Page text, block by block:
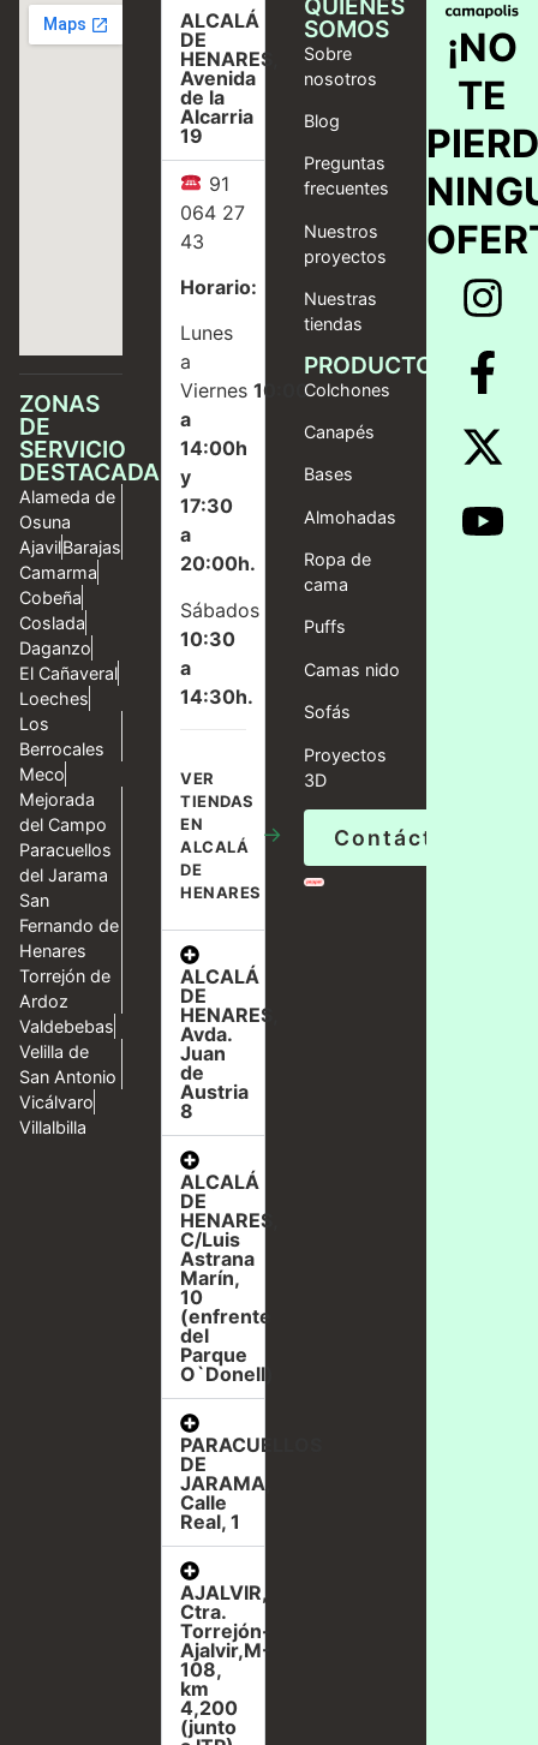
ZONAS
DE
SERVICIO
DESTACADAS
Alameda de
Osuna
AjavilBarajas
Camarma
Cobeña
Coslada
Daganzo
El Cañaveral
Loeches
Los
Berrocales
Meco
Mejorada
del Campo
Paracuellos
del Jarama
San
Fernando de
Henares
Torrejón de
Ardoz
Valdebebas
Velilla de
San Antonio
Vicálvaro
Villalbilla
ALCALÁ
DE
HENARES,
Avenida
de la
Alcarria
19
91
064 27
43
Horario:
Lunes
a
Viernes10:00
a
14:00h
y
17:30
a
20:00h.
Sábados
10:30
a
14:30h.
VER
TIENDAS
EN
ALCALÁ
DE
HENARES
→
ALCALÁ
DE
HENARES,
Avda.
Juan
de
Austria
8
ALCALÁ
DE
HENARES,
C/Luis
Astrana
Marín,
10
(enfrente
del
Parque
O`Donell)
PARACUELLOS
DE
JARAMA,
Calle
Real, 1
AJALVIR,
Ctra.
Torrejón-
Ajalvir,M-
108,
km
4,200
(junto
SOMOS
Sobre
nosotros
Blog
Preguntas
frecuentes
Nuestros
proyectos
Nuestras
tiendas
PRODUCTOS
Colchones
Canapés
Bases
Almohadas
Ropa de
cama
Puffs
Camas nido
Sofás
Proyectos
3D
Contáctanos
¡NO
TE